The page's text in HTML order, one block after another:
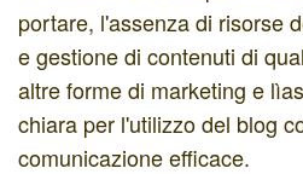
portare, l'assenza di risorse
e gestione di contenuti di
altre forme di marketing e
chiara per l'utilizzo del blog
comunicazione efficace.